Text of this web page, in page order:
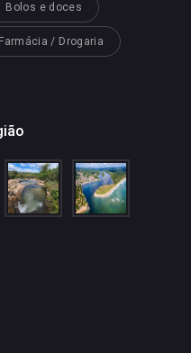
Bolos e doces
/ Drogaria